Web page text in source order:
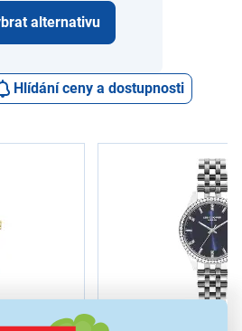
alternativu
Hlídání ceny a dostupnosti